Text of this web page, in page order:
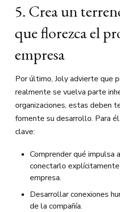
5. Crea un
que florezca el
empresa
Por último, Joly advierte que
realmente se vuelva parte
organizaciones, estas deben
fomente su desarrollo. Para
clave:
Comprender qué impulsa
conectarlo
empresa.
Desarrollar conexiones
de la compañía.